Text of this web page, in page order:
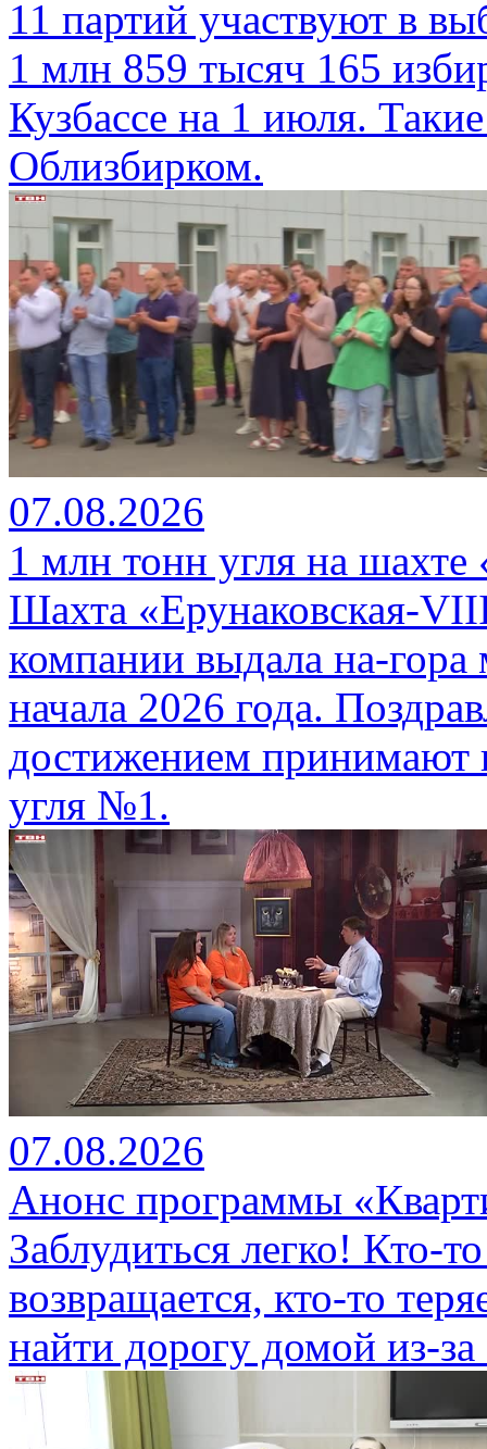
11 партий участвуют в
1 млн 859 тысяч 165
Кузбассе на 1 июля.
Облизбирком.
07.08.2026
1 млн тонн угля на
Шахта «Ерунаковская-
компании выдала на-
начала 2026 года.
достижением принимают
угля №1.
07.08.2026
Анонс программы
Заблудиться легко! Кто-
возвращается, кто-то
найти дорогу домой из-за